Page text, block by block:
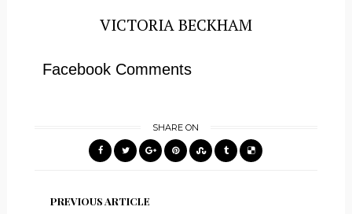
VICTORIA BECKHAM
Facebook Comments
SHARE ON
PREVIOUS ARTICLE